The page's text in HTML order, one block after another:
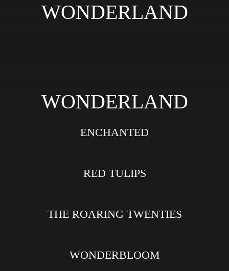
WONDERLAND
WONDERLAND
ENCHANTED
RED TULIPS
THE ROARING TWENTIES
WONDERBLOOM